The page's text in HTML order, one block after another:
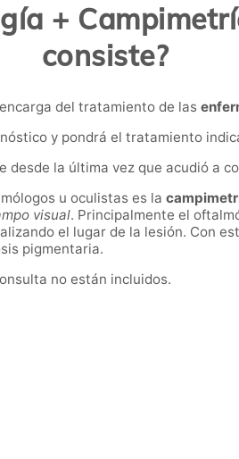
+
consiste?
del tratamiento de las
y pondrá el tratamiento
desde la última vez que acudió a
u oculistas es la c
visual. Principalmente el
el lugar de la lesión. Con
pigmentaria.
no están incluidos.